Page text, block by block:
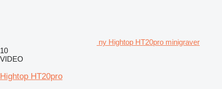
ny Hightop HT20pro minigraver
10
VIDEO
Hightop HT20pro